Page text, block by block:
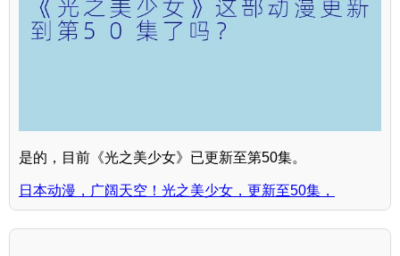
是的，目前《光之美少女》已更新至第50集。
日本动漫，广阔天空！光之美少女，更新至50集，